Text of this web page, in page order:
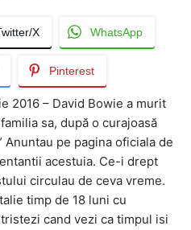
X WhatsApp
Pinterest
2016 – David Bowie a murit
sa, după o curajoasă
Anuntau pe pagina oficiala de
acestuia. Ce-i drept
circulau de ceva vreme.
timp de 18 luni cu
cand vezi ca timpul isi